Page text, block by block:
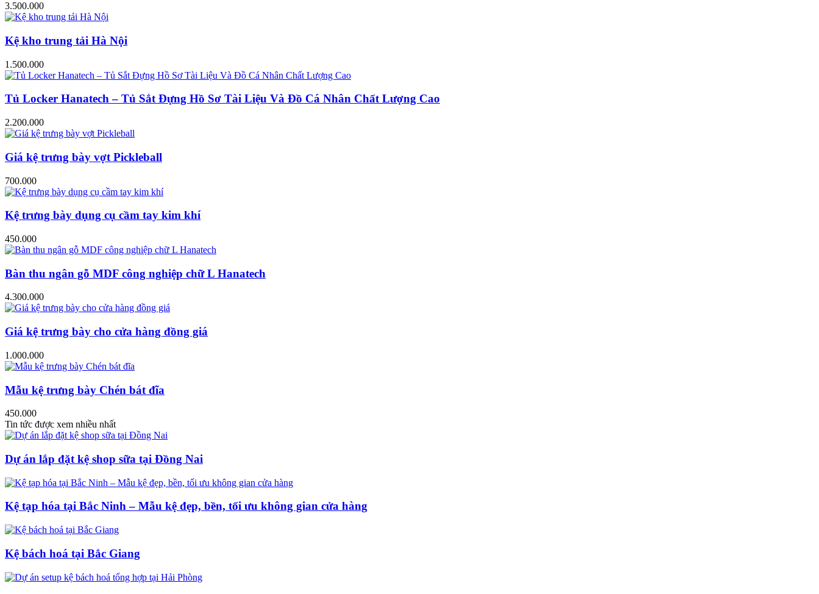
3.500.000
Kệ kho trung tải Hà Nội
1.500.000
Tủ Locker Hanatech – Tủ Sắt Đựng Hồ Sơ Tài Liệu Và Đồ Cá Nhân Chất Lượng Cao
2.200.000
Giá kệ trưng bày vợt Pickleball
700.000
Kệ trưng bày dụng cụ cầm tay kim khí
450.000
Bàn thu ngân gỗ MDF công nghiệp chữ L Hanatech
4.300.000
Giá kệ trưng bày cho cửa hàng đồng giá
1.000.000
Mẫu kệ trưng bày Chén bát đĩa
450.000
Tin tức được xem nhiều nhất
Dự án lắp đặt kệ shop sữa tại Đồng Nai
Kệ tạp hóa tại Bắc Ninh – Mẫu kệ đẹp, bền, tối ưu không gian cửa hàng
Kệ bách hoá tại Bắc Giang